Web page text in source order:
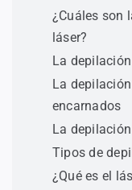
¿Cuáles son
láser?
La
La
encarnados
La
Tipos de
¿Qué es el